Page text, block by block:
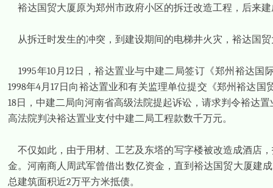
裕达国贸大厦原为郑州市政府小区的拆迁改造工程，后来建
从拆迁时发生的冲突，到建设期间的电梯井火灾，裕达国
1995年10 月12 日，裕达置业与中建二局签订《郑州裕达国
1998年4月17 日向裕达置业和有关监理单位提交《郑州裕达
18日，中建二局向河南省高级法院提起诉讼，请求判令裕达
高法院判决裕达置业支付中建二局工程款数千万元。
不仅如此，由于用材、工艺及东塔的写字楼被改造成酒店
金。河南商人周武军曾借出数亿资金，直到裕达国贸大厦建
总建筑面积近2万平方米抵债。